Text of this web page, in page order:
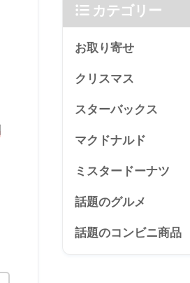
カテゴリー
お取り寄せ
クリスマス
スターバックス
マクドナルド
ミスタードーナツ
話題のグルメ
話題のコンビニ商品